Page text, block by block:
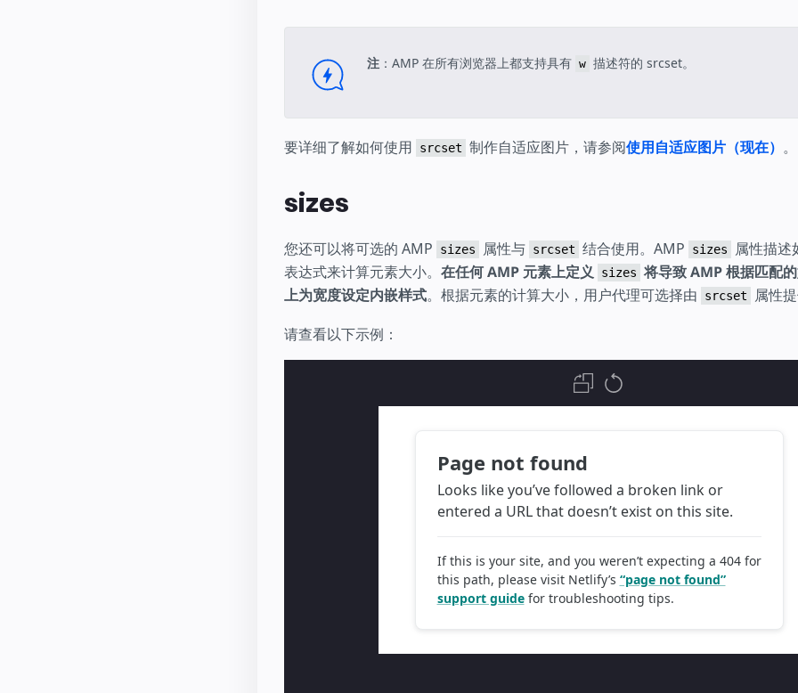
注：AMP 在所有浏览器上都支持具有 w 描述符的 srcset。
要详细了解如何使用 srcset 制作自适应图片，请参阅使用自适应图片（现在） 。
sizes
您还可以将可选的 AMP sizes 属性与 srcset 结合使用。AMP sizes
属性描述
表达式来计算元素大小。 在任何 AMP 元素上定义 sizes 将导致 AMP 根据匹配
上为宽度设定内嵌样式。根据元素的计算大小，用户代理可选择由 srcset
属性
请查看以下示例：